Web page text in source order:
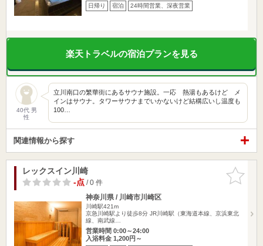
日帰り 宿泊 24時間営業、深夜営業
楽天トラベルの宿泊プランを見る
40代 男
性
立川南口の繁華街にあるサウナ施設。一応 熱湯もあるけど メ
インはサウナ。タワーサウナまでいかないけど結構広いし温度も
100…
関連情報から探す
お気に入
りに追加
レックスイン川崎
-点/ 0 件
神奈川県 / 川崎市川崎区
川崎駅421m
京急川崎駅より徒歩8分 JR川崎駅（東海道本線、京浜東北
線、南武線…
営業時間 0:00～24:00
入浴料金 1,200円～